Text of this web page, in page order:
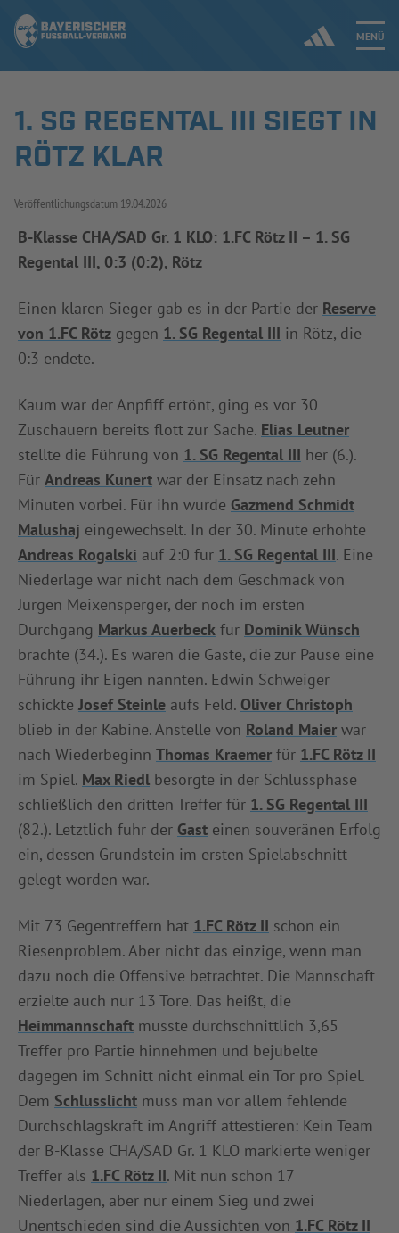
MENÜ
Jetzt einloggen
SPIELBETRIEB & VERBANDSLEBEN
AUSBILDUNG & FÖRDERUNG
DER VERBAND
INFOTHEK SPIELPLUS
1. SG REGENTAL III SIEGT IN
RÖTZ KLAR
Veröffentlichungsdatum 19.04.2026
B-Klasse CHA/SAD Gr. 1 KLO: 1.FC Rötz II – 1. SG
Regental III, 0:3 (0:2), Rötz
Einen klaren Sieger gab es in der Partie der Reserve
von 1.FC Rötz gegen 1. SG Regental III in Rötz, die
0:3 endete.
Kaum war der Anpfiff ertönt, ging es vor 30
Zuschauern bereits flott zur Sache. Elias Leutner
stellte die Führung von 1. SG Regental III her (6.).
Für Andreas Kunert war der Einsatz nach zehn
Minuten vorbei. Für ihn wurde Gazmend Schmidt
Malushaj eingewechselt. In der 30. Minute erhöhte
Andreas Rogalski auf 2:0 für 1. SG Regental III. Eine
Niederlage war nicht nach dem Geschmack von
Jürgen Meixensperger, der noch im ersten
Durchgang Markus Auerbeck für Dominik Wünsch
brachte (34.). Es waren die Gäste, die zur Pause eine
Führung ihr Eigen nannten. Edwin Schweiger
schickte Josef Steinle aufs Feld. Oliver Christoph
blieb in der Kabine. Anstelle von Roland Maier war
nach Wiederbeginn Thomas Kraemer für 1.FC Rötz II
im Spiel. Max Riedl besorgte in der Schlussphase
schließlich den dritten Treffer für 1. SG Regental III
(82.). Letztlich fuhr der Gast einen souveränen Erfolg
ein, dessen Grundstein im ersten Spielabschnitt
gelegt worden war.
Mit 73 Gegentreffern hat 1.FC Rötz II schon ein
Riesenproblem. Aber nicht das einzige, wenn man
dazu noch die Offensive betrachtet. Die Mannschaft
erzielte auch nur 13 Tore. Das heißt, die
Heimmannschaft musste durchschnittlich 3,65
Treffer pro Partie hinnehmen und bejubelte
dagegen im Schnitt nicht einmal ein Tor pro Spiel.
Dem Schlusslicht muss man vor allem fehlende
Durchschlagskraft im Angriff attestieren: Kein Team
der B-Klasse CHA/SAD Gr. 1 KLO markierte weniger
Treffer als 1.FC Rötz II. Mit nun schon 17
Niederlagen, aber nur einem Sieg und zwei
Unentschieden sind die Aussichten von 1.FC Rötz II